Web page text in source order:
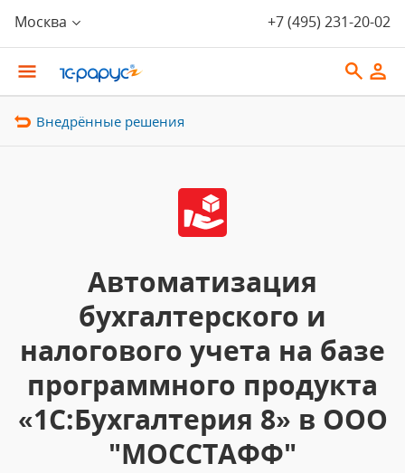
Москва +7 (495) 231-20-02
Внедрённые решения
Автоматизация
бухгалтерского и
налогового учета на базе
программного продукта
«1С:Бухгалтерия 8» в ООО
"МОССТАФФ"